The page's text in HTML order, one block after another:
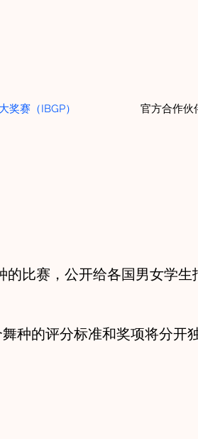
奖赛（IBGP） 官方合作伙
比赛，公开给各国男女学
种的评分标准和奖项将分开